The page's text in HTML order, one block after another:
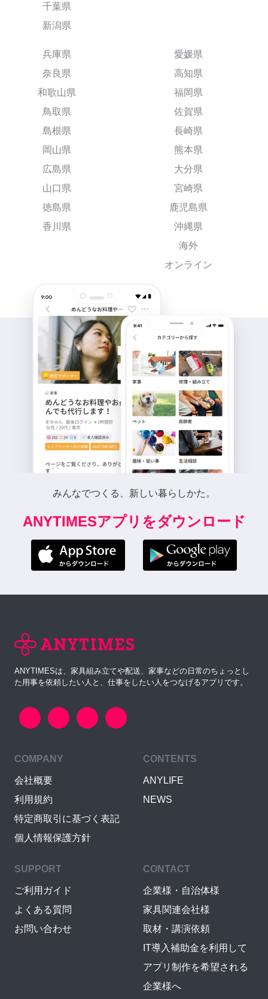
千葉県
新潟県
兵庫県
奈良県
和歌山県
鳥取県
島根県
岡山県
広島県
山口県
徳島県
香川県
愛媛県
高知県
福岡県
佐賀県
長崎県
熊本県
大分県
宮崎県
鹿児島県
沖縄県
海外
オンライン
みんなでつくる、新しい暮らしかた。
ANYTIMESアプリをダウンロード
ANYTIMESは、家具組み立てや配送、家事などの日常のちょっとし
た用事を依頼したい人と、仕事をしたい人をつなげるアプリです。
COMPANY
会社概要
利用規約
特定商取引に基づく表記
個人情報保護方針
CONTENTS
ANYLIFE
NEWS
SUPPORT
ご利用ガイド
よくある質問
お問い合わせ
CONTACT
企業様・自治体様
家具関連会社様
取材・講演依頼
IT導入補助金を利用して
アプリ制作を希望される
企業様へ